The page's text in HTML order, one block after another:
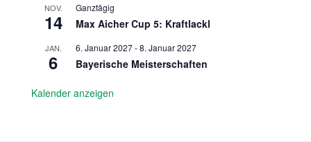
NOV.
14
Ganztägig
Max Aicher Cup 5: Kraftlackl
JAN.
6
6. Januar 2027-8. Januar 2027
Bayerische Meisterschaften
Kalender anzeigen